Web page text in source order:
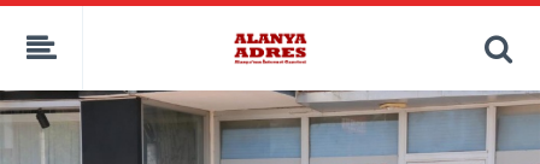
kaçak bahis
deneme bonusu
canlı bahis siteleri
deneme bonusu veren siteler